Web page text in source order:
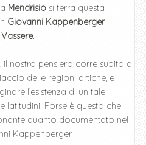
Mendrisiosi terra questa
Giovanni Kappenberger
.
nostro pensiero corre subito ai
delle regioni artiche, e
l’esistenza di un tale
latitudini. Forse è questo che
quanto documentato nel
Kappenberger.